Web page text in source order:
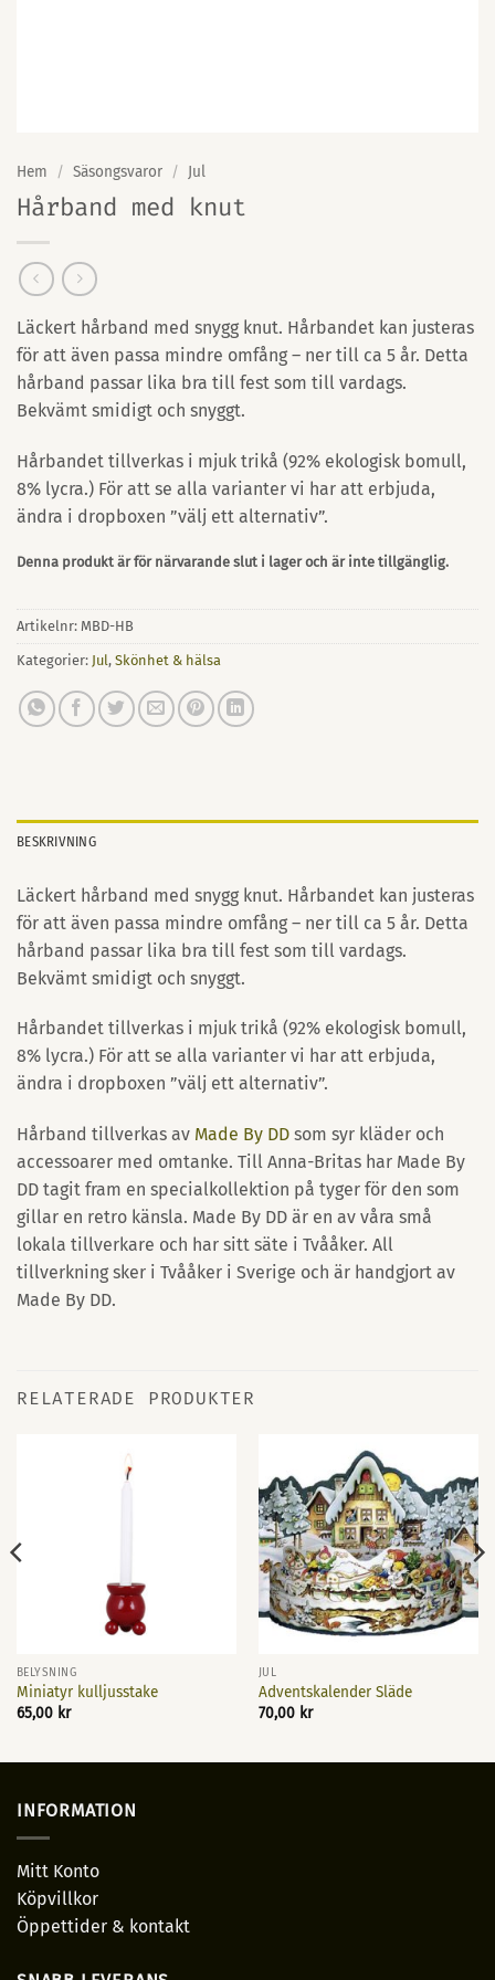
Hem / Säsongsvaror / Jul
Hårband med knut
Läckert hårband med snygg knut. Hårbandet kan justeras
för att även passa mindre omfång – ner till ca 5 år. Detta
hårband passar lika bra till fest som till vardags.
Bekvämt smidigt och snyggt.
Hårbandet tillverkas i mjuk trikå (92% ekologisk bomull,
8% lycra.) För att se alla varianter vi har att erbjuda,
ändra i dropboxen ”välj ett alternativ”.
Denna produkt är för närvarande slut i lager och är inte tillgänglig.
Artikelnr: MBD-HB
Kategorier: Jul, Skönhet & hälsa
BESKRIVNING
Läckert hårband med snygg knut. Hårbandet kan justeras
för att även passa mindre omfång – ner till ca 5 år. Detta
hårband passar lika bra till fest som till vardags.
Bekvämt smidigt och snyggt.
Hårbandet tillverkas i mjuk trikå (92% ekologisk bomull,
8% lycra.) För att se alla varianter vi har att erbjuda,
ändra i dropboxen ”välj ett alternativ”.
Hårband tillverkas av Made By DD som syr kläder och
accessoarer med omtanke. Till Anna-Britas har Made By
DD tagit fram en specialkollektion på tyger för den som
gillar en retro känsla. Made By DD är en av våra små
lokala tillverkare och har sitt säte i Tvååker. All
tillverkning sker i Tvååker i Sverige och är handgjort av
Made By DD.
RELATERADE PRODUKTER
BELYSNING
Miniatyr kulljusstake
65,00 kr
JUL
Adventskalender Släde
70,00 kr
INFORMATION
Mitt Konto
Köpvillkor
Öppettider & kontakt